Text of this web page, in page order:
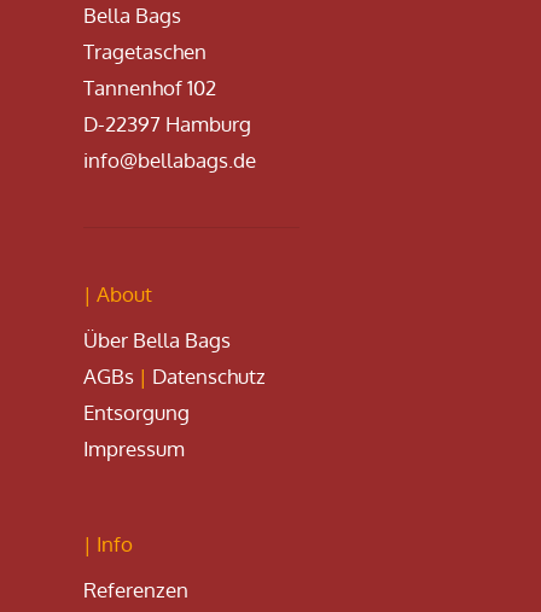
Bella Bags
Tragetaschen
Tannenhof 102
D-22397 Hamburg
info@bellabags.de
| About
Über Bella Bags
AGBs | Datenschutz
Entsorgung
Impressum
| Info
Referenzen